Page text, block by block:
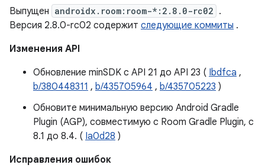
Выпущен androidx.room:room-*:2.8.0-rc02 .
Версия 2.8.0-rc02 содержит следующие коммиты .
Изменения API
Обновление minSDK с API 21 до API 23 ( Ibdfca ,
b/380448311 , b/435705964 , b/435705223 )
Обновите минимальную версию Android Gradle
Plugin (AGP), совместимую с Room Gradle Plugin, с
8.1 до 8.4. ( Ia0d28 )
Исправления ошибок